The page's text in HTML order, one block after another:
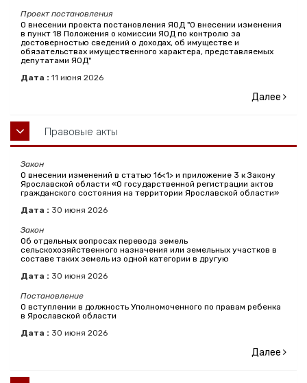
Проект постановления
О внесении проекта постановления ЯОД "О внесении изменения
в пункт 18 Положения о комиссии ЯОД по контролю за
достоверностью сведений о доходах, об имуществе и
обязательствах имущественного характера, представляемых
депутатами ЯОД"
Дата : 11 июня 2026
Далее
Правовые акты
Закон
О внесении изменений в статью 16<1> и приложение 3 к Закону
Ярославской области «О государственной регистрации актов
гражданского состояния на территории Ярославской области»
Дата : 30 июня 2026
Закон
Об отдельных вопросах перевода земель
сельскохозяйственного назначения или земельных участков в
составе таких земель из одной категории в другую
Дата : 30 июня 2026
Постановление
О вступлении в должность Уполномоченного по правам ребенка
в Ярославской области
Дата : 30 июня 2026
Далее